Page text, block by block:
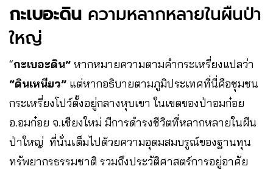
กะเบอะดิน ความหลากหลายในผืนป่า
ใหญ่
“กะเบอะดิน” หากหมายความตามคำกระเหรี่ยงแปลว่า
“ดินเหนียว” แต่หากอธิบายตามภูมิประเทศที่นี่คือชุมชน
กระเหรี่ยงโปว์ตั้งอยู่กลางหุบเขา ในเขตของป่าอมก๋อย
อ.อมก๋อย จ.เชียงใหม่ มีการดำรงชีวิตที่หลากหลายในผืน
ป่าใหญ่ ที่นั่นเต็มไปด้วยความอุดมสมบรูณ์ของฐานทุน
ทรัพยากรธรรมชาติ รวมถึงประวัติศาสตร์การอยู่อาศัย